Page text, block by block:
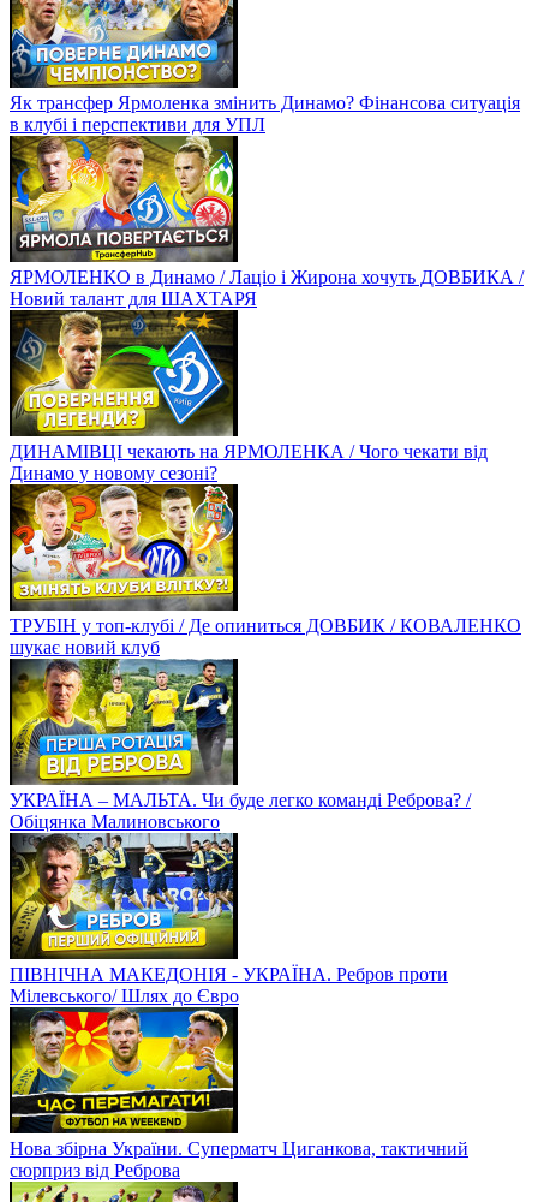
Як трансфер Ярмоленка змінить Динамо? Фінансова ситуація
в клубі і перспективи для УПЛ
ЯРМОЛЕНКО в Динамо / Лаціо і Жирона хочуть ДОВБИКА /
Новий талант для ШАХТАРЯ
ДИНАМІВЦІ чекають на ЯРМОЛЕНКА / Чого чекати від
Динамо у новому сезоні?
ТРУБІН у топ-клубі / Де опиниться ДОВБИК / КОВАЛЕНКО
шукає новий клуб
УКРАЇНА – МАЛЬТА. Чи буде легко команді Реброва? /
Обіцянка Малиновського
ПІВНІЧНА МАКЕДОНІЯ - УКРАЇНА. Ребров проти
Мілевського/ Шлях до Євро
Нова збірна України. Суперматч Циганкова, тактичний
сюрприз від Реброва